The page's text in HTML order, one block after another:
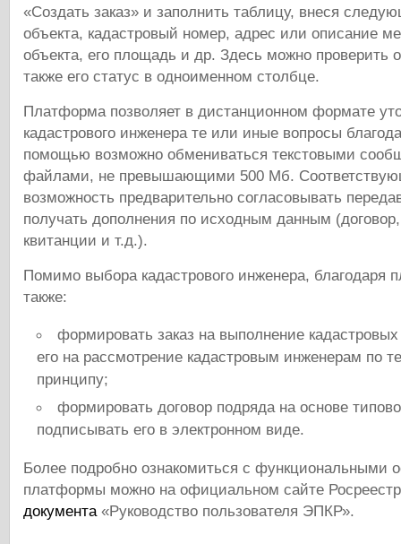
«Создать заказ» и заполнить таблицу, внеся
объекта, кадастровый номер, адрес или описание
объекта, его площадь и др. Здесь можно проверить
также его статус в одноименном столбце.
Платформа позволяет в дистанционном формате
кадастрового инженера те или иные вопросы
помощью возможно обмениваться текстовыми
файлами, не превышающими 500 Мб.
возможность предварительно согласовывать
получать дополнения по исходным данным
квитанции и т.д.).
Помимо выбора кадастрового инженера, благодаря
также:
формировать заказ на выполнение
его на рассмотрение кадастровым инженерам по
принципу;
формировать договор подряда на основе
подписывать его в электронном виде.
Более подробно ознакомиться с функциональными
платформы можно на официальном сайте
документа«Руководство пользователя ЭПКР».